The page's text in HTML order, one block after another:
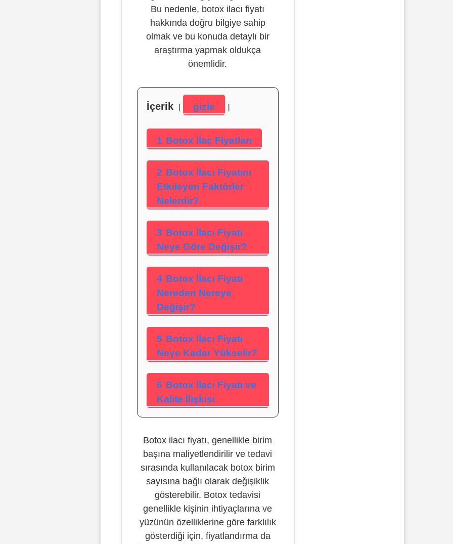
Bu nedenle, botox ilacı fiyatı
hakkında doğru bilgiye sahip
olmak ve bu konuda detaylı bir
araştırma yapmak oldukça
önemlidir.
İçerik gizle
1 Botox İlaç Fiyatları
2 Botox İlacı Fiyatını
Etkileyen Faktörler
Nelerdir?
3 Botox İlacı Fiyatı
Neye Göre Değişir?
4 Botox İlacı Fiyatı
Nereden Nereye
Değişir?
5 Botox İlacı Fiyatı
Neye Kadar Yükselir?
6 Botox İlacı Fiyatı ve
Kalite İlişkisi
Botox ilacı fiyatı, genellikle birim
başına maliyetlendirilir ve tedavi
sırasında kullanılacak botox birim
sayısına bağlı olarak değişiklik
gösterebilir. Botox tedavisi
genellikle kişinin ihtiyaçlarına ve
yüzünün özelliklerine göre farklılık
gösterdiği için, fiyatlandırma da